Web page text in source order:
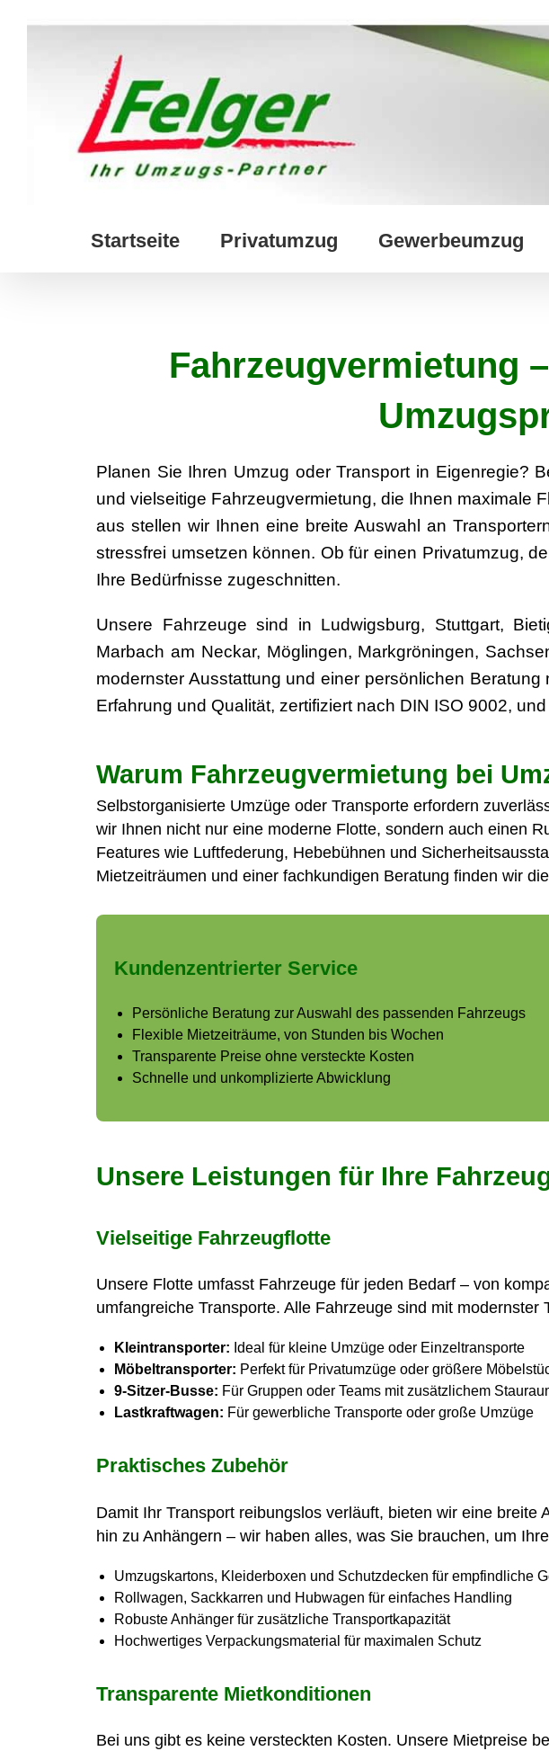
Startseite Privatumzug Gewerbeumzug
Fahrzeugvermietung
Planen Sie Ihren Umzug oder Transport in Eigenregie?
und vielseitige Fahrzeugvermietung, die Ihnen maximale
aus stellen wir Ihnen eine breite Auswahl an
stressfrei umsetzen können. Ob für einen Privatumzug,
Ihre Bedürfnisse zugeschnitten.
Unsere Fahrzeuge sind in Ludwigsburg, Stuttgart,
Marbach am Neckar, Möglingen, Markgröningen,
modernster Ausstattung und einer persönlichen
Erfahrung und Qualität, zertifiziert nach DIN ISO 9002,
Warum Fahrzeugvermietung bei
Selbstorganisierte Umzüge oder Transporte erfordern
wir Ihnen nicht nur eine moderne Flotte, sondern auch einen
Features wie Luftfederung, Hebebühnen und
Mietzeiträumen und einer fachkundigen Beratung finden wir
Kundenzentrierter Service
Persönliche Beratung zur Auswahl des passenden Fahrzeugs
Flexible Mietzeiträume, von Stunden bis Wochen
Transparente Preise ohne versteckte Kosten
Schnelle und unkomplizierte Abwicklung
Unsere Leistungen für Ihre
Vielseitige Fahrzeugflotte
Unsere Flotte umfasst Fahrzeuge für jeden Bedarf – von
umfangreiche Transporte. Alle Fahrzeuge sind mit
Kleintransporter: Ideal für kleine Umzüge oder Einzeltransporte
Möbeltransporter: Perfekt für Privatumzüge oder größere
9-Sitzer-Busse: Für Gruppen oder Teams mit zusätzlichem
Lastkraftwagen: Für gewerbliche Transporte oder große Umzüge
Praktisches Zubehör
Damit Ihr Transport reibungslos verläuft, bieten wir eine
hin zu Anhängern – wir haben alles, was Sie brauchen, um
Umzugskartons, Kleiderboxen und Schutzdecken für empfindliche
Rollwagen, Sackkarren und Hubwagen für einfaches Handling
Robuste Anhänger für zusätzliche Transportkapazität
Hochwertiges Verpackungsmaterial für maximalen Schutz
Transparente Mietkonditionen
Bei uns gibt es keine versteckten Kosten. Unsere Mietpreise